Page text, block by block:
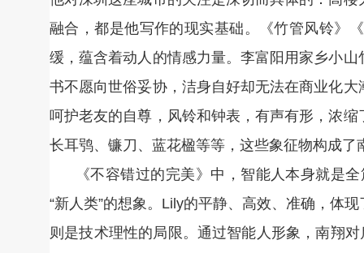
融合，都是他写作的现实基础。《竹管风铃》
缓，蕴含着动人的情感力量。李富阳用家乡小
书不愿向世俗妥协，洁身自好却无法在商业化
呵护老友的自尊，风铃和钟表，有声有形，浓
长耳鸮、镰刀、蓝花楹等等，这些象征物构成了
《不容错过的完美》中，智能人本身就是
“新人类”的想象。Lily的平静、高效、准确，体
则是技术理性的局限。通过智能人形象，南翔